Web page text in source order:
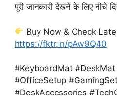
पूरी जानकारी देखने के लिए नीचे
Buy Now & Check
https://fktr.in/pAw9Q40
#KeyboardMat #DeskMat
#OfficeSetup
#DeskAccessories